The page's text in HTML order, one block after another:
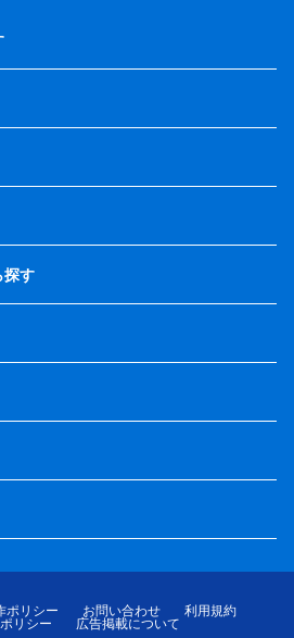
探す
ポリシー お問い合わせ
利用規約
リシー
広告掲載について